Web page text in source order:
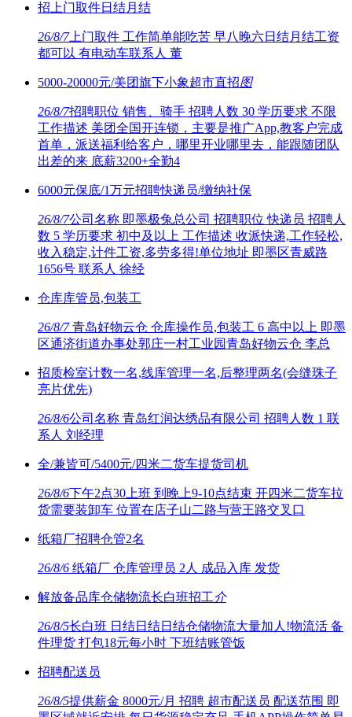
招上门取件日结月结
26/8/7上门取件 工作简单能吃苦 早八晚六日结月结工资
都可以 有电动车联系人 董
5000-20000元/美团旗下小象超市直招图
26/8/7招聘职位 销售、骑手 招聘人数 30 学历要求 不限
工作描述 美团全国开连锁，主要是推广App,教客户完成
首单，派送福利给客户，哪里开业哪里去，能跟随团队
出差的来 底薪3200+全勤4
6000元保底/1万元招聘快递员/缴纳社保
26/8/7公司名称 即墨极兔总公司 招聘职位 快递员 招聘人
数 5 学历要求 初中及以上 工作描述 收派快递,工作轻松,
收入稳定,计件工资,多劳多得!单位地址 即墨区青威路
1656号 联系人 徐经
仓库库管员,包装工
26/8/7青岛好物云仓 仓库操作员,包装工 6 高中以上 即墨
区通济街道办事处郭庄一村工业园青岛好物云仓 李总
招质检室计数一名,线库管理一名,后整理两名(会缝珠子
亮片优先)
26/8/6公司名称 青岛红润达绣品有限公司 招聘人数 1 联
系人 刘经理
全/兼皆可/5400元/四米二货车提货司机
26/8/6下午2点30上班 到晚上9-10点结束 开四米二货车拉
货需要装卸车 位置在店子山二路与营王路交叉口
纸箱厂招聘仓管2名
26/8/6 纸箱厂 仓库管理员 2人 成品入库 发货
解放备品库仓储物流长白班招工介
26/8/5长白班 日结日结日结仓储物流大量加人!物流活 备
件理货 打包18元每小时 下班结账管饭
招聘配送员
26/8/5提供薪金 8000元/月 招聘 超市配送员 配送范围 即